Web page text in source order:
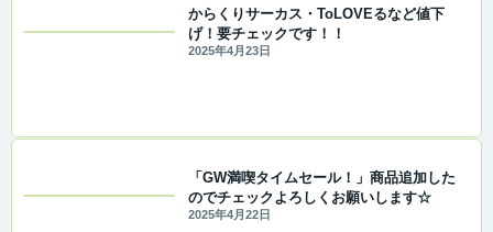
からくりサーカス・ToLOVEるなど値下
げ！要チェックです！！
2025年4月23日
「GW満喫タイムセール！」商品追加した
のでチェックよろしくお願いします☆
2025年4月22日